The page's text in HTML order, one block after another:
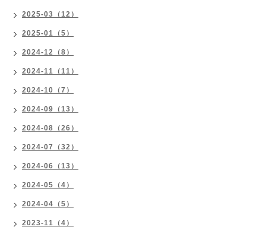
2025-03（12）
2025-01（5）
2024-12（8）
2024-11（11）
2024-10（7）
2024-09（13）
2024-08（26）
2024-07（32）
2024-06（13）
2024-05（4）
2024-04（5）
2023-11（4）